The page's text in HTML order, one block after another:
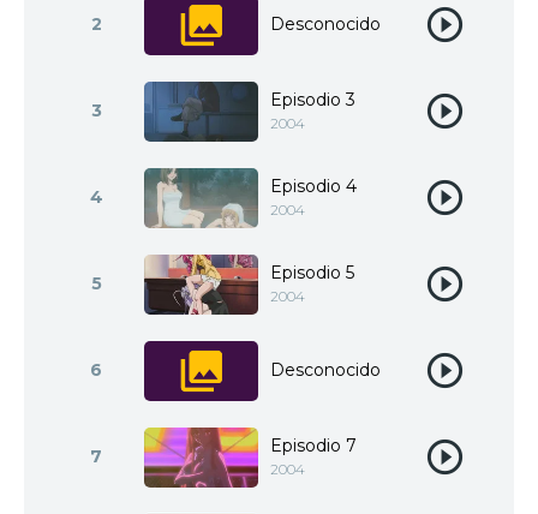
2 Desconocido
3 Episodio 3
2004
4 Episodio 4
2004
5 Episodio 5
2004
6 Desconocido
7 Episodio 7
2004